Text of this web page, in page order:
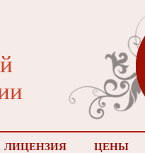
ЛИЦЕНЗИЯ ЦЕНЫ